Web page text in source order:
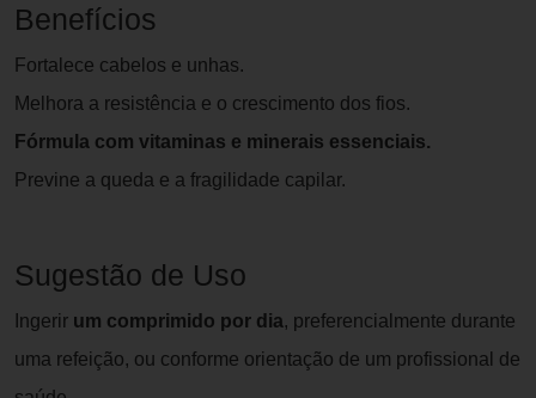
Benefícios
Fortalece cabelos e unhas.
Melhora a resistência e o crescimento dos fios.
Fórmula com vitaminas e minerais essenciais.
Previne a queda e a fragilidade capilar.
Sugestão de Uso
Ingerir um comprimido por dia, preferencialmente durante
uma refeição, ou conforme orientação de um profissional de